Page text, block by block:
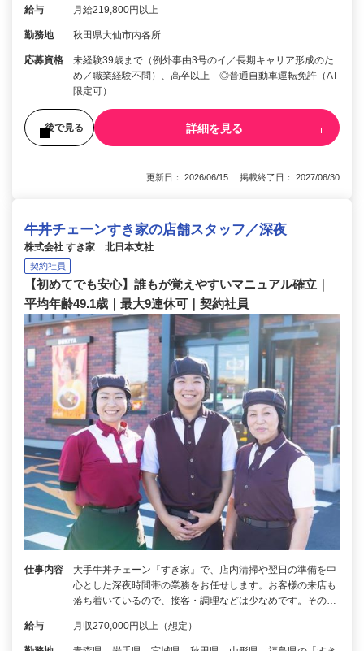
給与 月給219,800円以上
勤務地 秋田県大仙市内各所
応募資格
未経験39歳まで（例外事由3号のイ／長期キャリア形成のた
め／職業経験不問）、高卒以上 ◎普通自動車運転免許（AT
限定可）
後で見る 詳細を見る
更新日： 2026/06/15 掲載終了日： 2027/06/30
牛丼チェーンすき家の店舗スタッフ／深夜
株式会社 すき家 北日本支社
契約社員
【初めてでも安心】誰もが覚えやすいマニュアル確立｜
平均年齢49.1歳｜最大9連休可｜契約社員
仕事内容
大手牛丼チェーン『すき家』で、店内清掃や翌日の準備を中
心とした深夜時間帯の業務をお任せします。お客様の来店も
落ち着いているので、接客・調理などは少なめです。その…
給与 月収270,000円以上（想定）